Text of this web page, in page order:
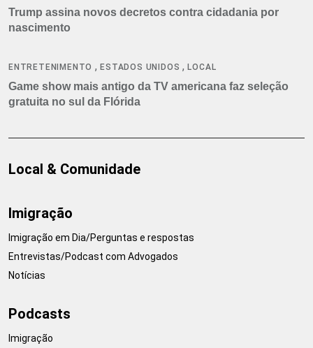
Trump assina novos decretos contra cidadania por
nascimento
ENTRETENIMENTO ,ESTADOS UNIDOS ,LOCAL
Game show mais antigo da TV americana faz seleção
gratuita no sul da Flórida
Local & Comunidade
Imigração
Imigração em Dia/Perguntas e respostas
Entrevistas/Podcast com Advogados
Notícias
Podcasts
Imigração